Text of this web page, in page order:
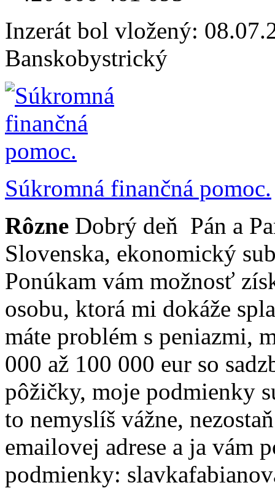
Inzerát bol vložený:
Banskobystrický
Súkromná finančná pomoc.
Rôzne Dobrý deň Pán a
Slovenska, ekonomický
Ponúkam vám možnosť
osobu, ktorá mi dokáže
máte problém s peniazmi,
000 až 100 000 eur so
pôžičky, moje podmienky
to nemyslíš vážne,
emailovej adrese a ja vám
podmienky: